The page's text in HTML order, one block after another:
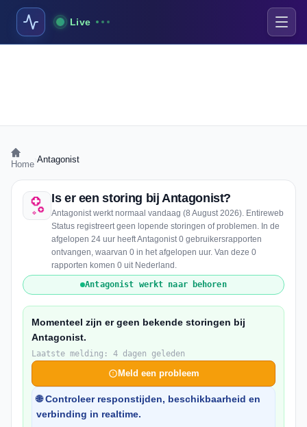
Live
Home Antagonist
Is er een storing bij Antagonist?
Antagonist werkt normaal vandaag (8 August 2026). Entireweb
Status registreert geen lopende storingen of problemen. In de
afgelopen 24 uur heeft Antagonist 0 gebruikersrapporten
ontvangen, waarvan 0 in het afgelopen uur. Van deze 0
rapporten komen 0 uit Nederland.
Antagonist werkt naar behoren
Momenteel zijn er geen bekende storingen bij
Antagonist.
Laatste melding: 4 dagen geleden
Meld een probleem
🌐 Controleer responstijden, beschikbaarheid en
verbinding in realtime.